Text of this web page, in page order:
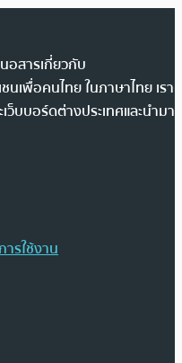
อสารเกี่ยวกับ
นเพื่อคนไทย ในภาษาไทย เรา
บบอร์ดต่างประเทศและนำมา
รใช้งาน